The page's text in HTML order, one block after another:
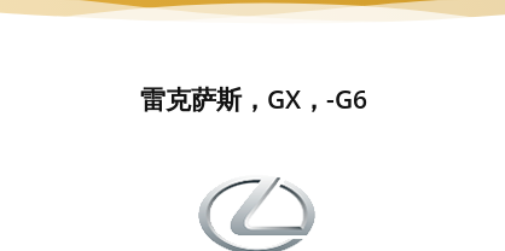
雷克萨斯，GX，-G6